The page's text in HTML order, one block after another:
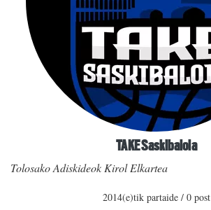
TAKE Saskibaloia
Tolosako Adiskideok Kirol Elkartea
2014(e)tik partaide / 0 post